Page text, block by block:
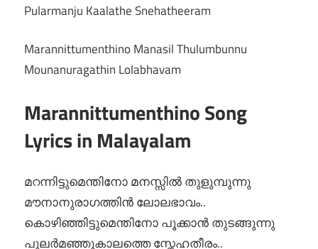
Pularmanju Kaalathe Snehatheeram
Marannittumenthino Manasil Thulumbunnu
Mounanuragathin Lolabhavam
Marannittumenthino Song
Lyrics in Malayalam
മറന്നിട്ടുമെന്തിനോ മനസ്സിൽ തുളുമ്പുന്നു
മൗനാനുരാഗത്തിൻ ലോലഭാവം..
കൊഴിഞ്ഞിട്ടുമെന്തിനോ പൂക്കാൻ തുടങ്ങുന്നു
പുലർമഞ്ഞുകാലത്തെ സ്നേഹതീരം..